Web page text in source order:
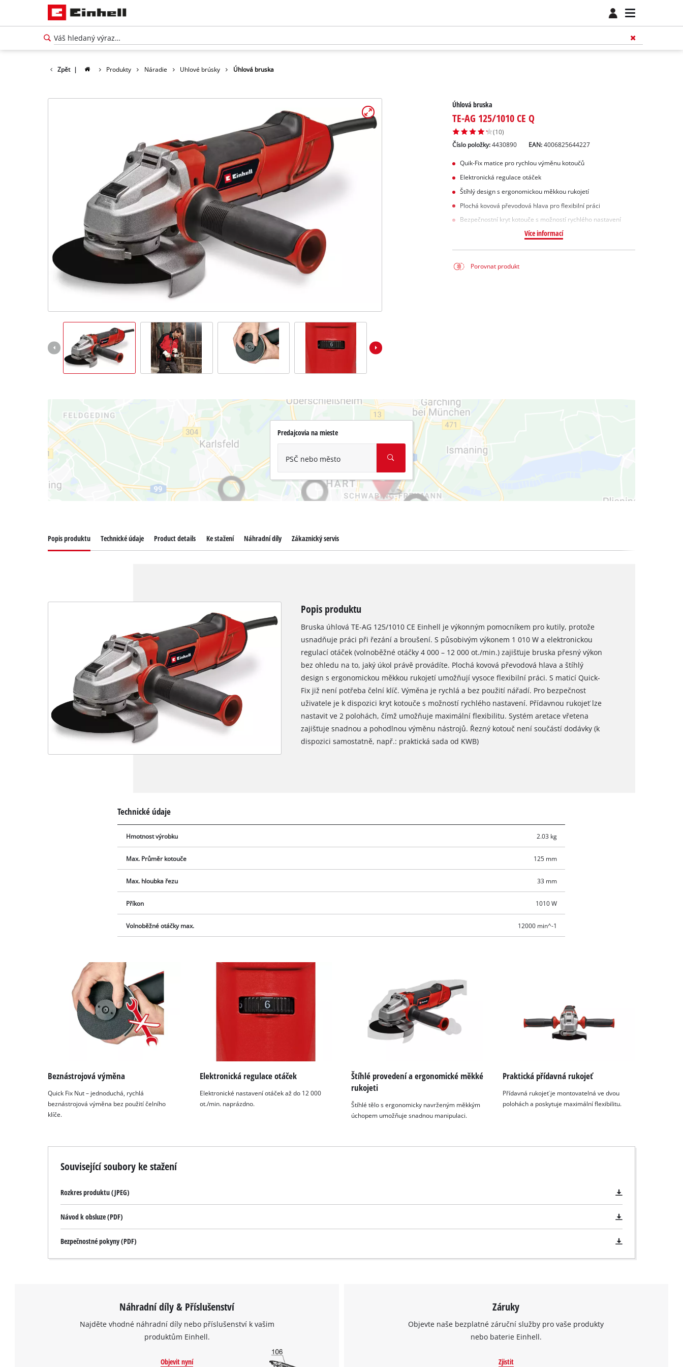
Zpět | Produkty Náradie Uhlové brúsky Úhlová bruska
Úhlová bruska
TE-AG 125/1010 CE Q
(10)
Číslo položky: 4430890 EAN:4006825644227
Quik-Fix matice pro rychlou výměnu kotoučů
Elektronická regulace otáček
Štíhlý design s ergonomickou měkkou rukojetí
Plochá kovová převodová hlava pro flexibilní práci
Bezpečnostní kryt kotouče s možností rychlého nastavení
Více informací
Porovnat produkt
Predajcovia na mieste
PSČ nebo město
potřebujeme váš souhlas!
to trackers that are not disclosed to the
visitor. The website owner needs to setup
to the list of technologies used.
Powered by
Usercentrics Consent
Management Platform
Popis produktu Technické údaje Product details Ke stažení Náhradní díly Zákaznický servis
Popis produktu
Bruska úhlová TE-AG 125/1010 CE Einhell je výkonným pomocníkem pro kutily, protože
usnadňuje práci při řezání a broušení. S působivým výkonem 1 010 W a elektronickou
regulací otáček (volnoběžné otáčky 4 000 – 12 000 ot./min.) zajišťuje bruska přesný výkon
bez ohledu na to, jaký úkol právě provádíte. Plochá kovová převodová hlava a štíhlý
design s ergonomickou měkkou rukojetí umožňují vysoce flexibilní práci. S maticí Quick-
Fix již není potřeba čelní klíč. Výměna je rychlá a bez použití nářadí. Pro bezpečnost
uživatele je k dispozici kryt kotouče s možností rychlého nastavení. Přídavnou rukojeť lze
nastavit ve 2 polohách, čímž umožňuje maximální flexibilitu. Systém aretace vřetena
zajišťuje snadnou a pohodlnou výměnu nástrojů. Řezný kotouč není součástí dodávky (k
dispozici samostatně, např.: praktická sada od KWB)
Technické údaje
Hmotnost výrobku 2.03 kg
Max. Průměr kotouče 125 mm
Max. hloubka řezu 33 mm
Příkon 1010 W
Volnoběžné otáčky max. 12000 min^-1
Beznástrojová výměna
Quick Fix Nut – jednoduchá, rychlá
beznástrojová výměna bez použití čelního
klíče.
Elektronická regulace otáček
Elektronické nastavení otáček až do 12 000
ot./min. naprázdno.
Štíhlé provedení a ergonomické měkké
rukojeti
Štíhlé tělo s ergonomicky navrženým měkkým
úchopem umožňuje snadnou manipulaci.
Praktická přídavná rukojeť
Přídavná rukojeť je montovatelná ve dvou
polohách a poskytuje maximální flexibilitu.
Související soubory ke stažení
Rozkres produktu (JPEG)
Návod k obsluze (PDF)
Bezpečnostné pokyny (PDF)
Náhradní díly & Příslušenství
Najděte vhodné náhradní díly nebo příslušenství k vašim
produktům Einhell.
Objevit nyní
Záruky
Objevte naše bezplatné záruční služby pro vaše produkty
nebo baterie Einhell.
Zjistit